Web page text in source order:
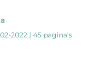
2022 | 45 pagina's